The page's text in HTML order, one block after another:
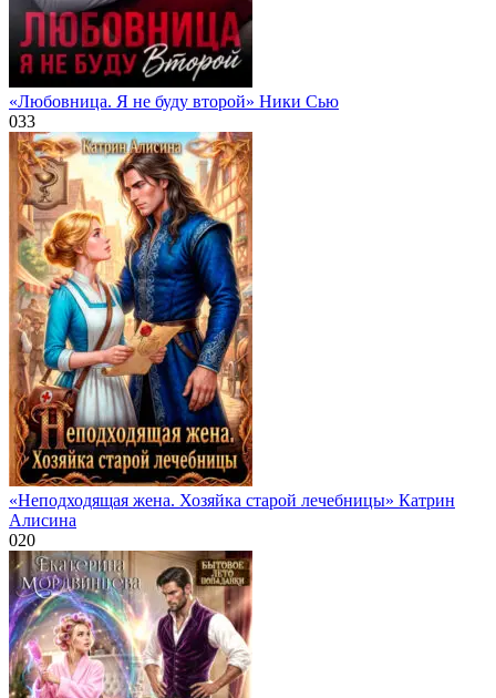
«Любовница. Я не буду второй» Ники Сью
033
«Неподходящая жена. Хозяйка старой лечебницы» Катрин
Алисина
020